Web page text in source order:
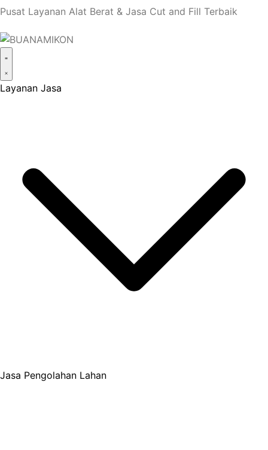
Pusat Layanan Alat Berat & Jasa Cut and Fill Terbaik
Layanan Jasa
Jasa Pengolahan Lahan